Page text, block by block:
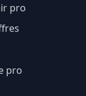
pro
pro